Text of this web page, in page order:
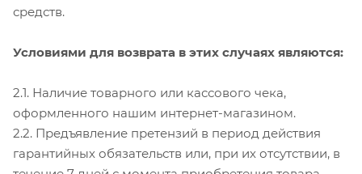
средств.
Условиями для возврата в этих случаях являются:
2.1. Наличие товарного или кассового чека,
оформленного нашим интернет-магазином.
2.2. Предъявление претензий в период действия
гарантийных обязательств или, при их отсутствии, в